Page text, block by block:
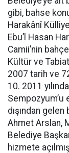
gibi, bahse
Harakânî
Ebu’l Hasan
Camii’nin
Kültür ve
2007 tarih ve
10. 2011
Sempozyum’u
dışından
Ahmet Arslan,
Belediye
hizmete